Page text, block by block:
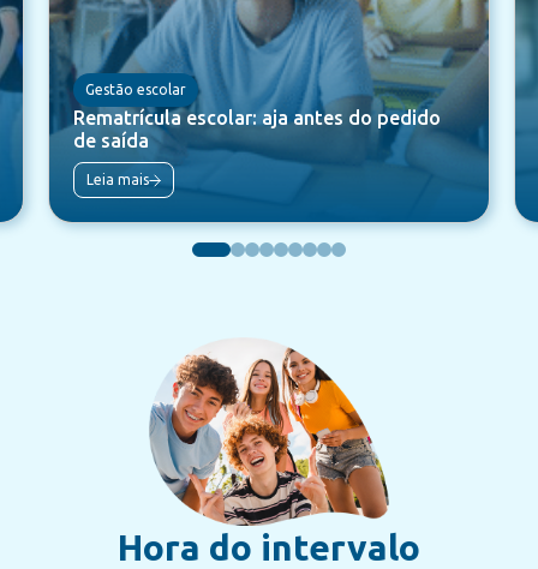
Gestão escolar
Rematrícula escolar: aja antes do pedido
de saída
Leia mais
Hora do intervalo